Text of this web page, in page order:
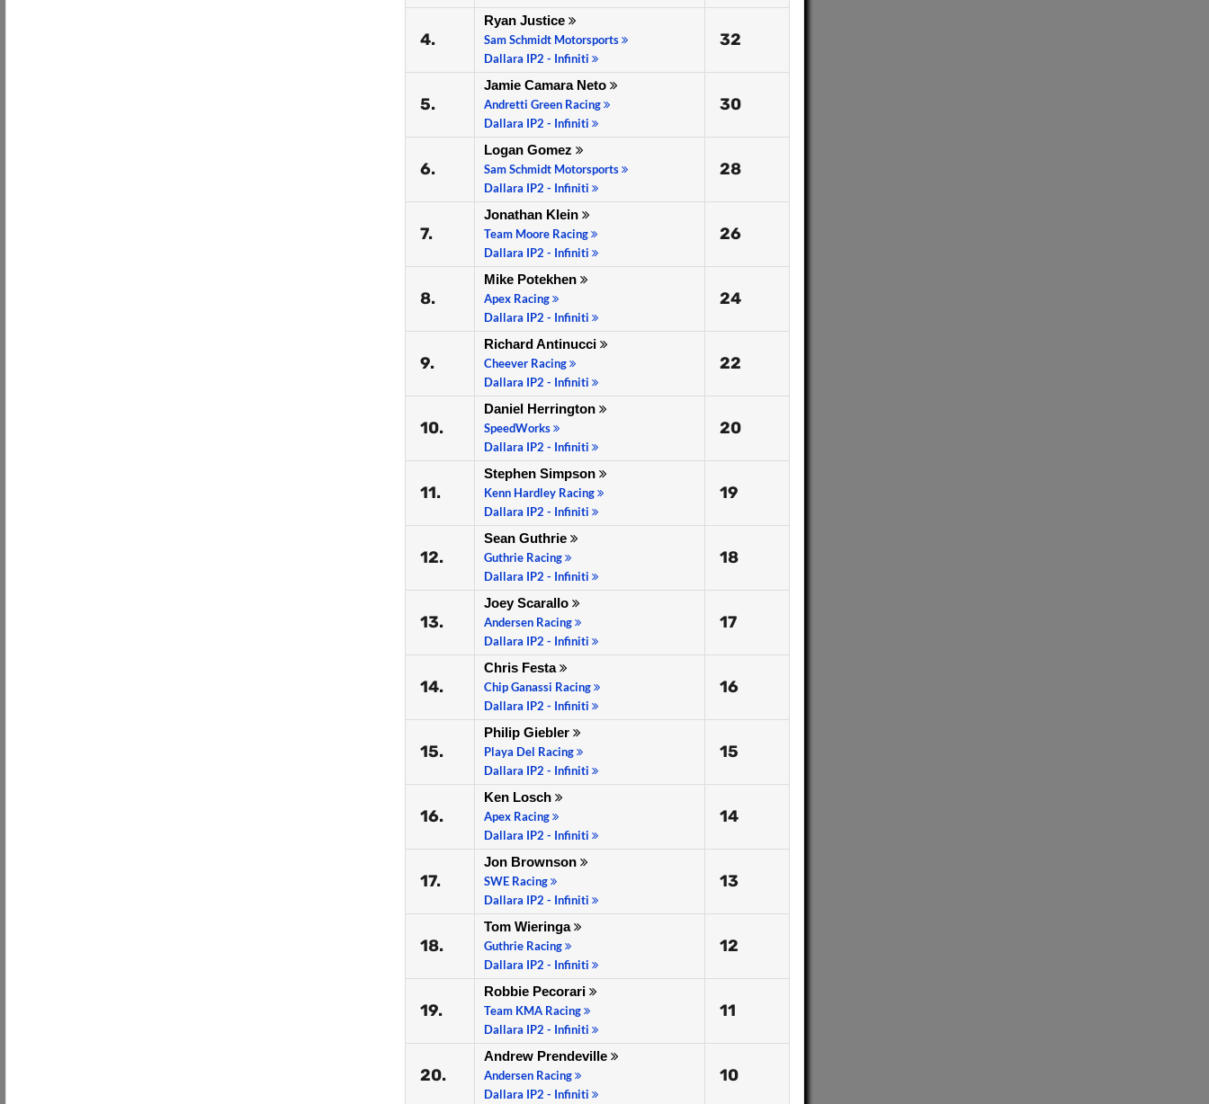
4.
Ryan Justice
Sam Schmidt Motorsports
Dallara IP2 - Infiniti
32
5.
Jamie Camara Neto
Andretti Green Racing
Dallara IP2 - Infiniti
30
6.
Logan Gomez
Sam Schmidt Motorsports
Dallara IP2 - Infiniti
28
7.
Jonathan Klein
Team Moore Racing
Dallara IP2 - Infiniti
26
8.
Mike Potekhen
Apex Racing
Dallara IP2 - Infiniti
24
9.
Richard Antinucci
Cheever Racing
Dallara IP2 - Infiniti
22
10.
Daniel Herrington
SpeedWorks
Dallara IP2 - Infiniti
20
11.
Stephen Simpson
Kenn Hardley Racing
Dallara IP2 - Infiniti
19
12.
Sean Guthrie
Guthrie Racing
Dallara IP2 - Infiniti
18
13.
Joey Scarallo
Andersen Racing
Dallara IP2 - Infiniti
17
14.
Chris Festa
Chip Ganassi Racing
Dallara IP2 - Infiniti
16
15.
Philip Giebler
Playa Del Racing
Dallara IP2 - Infiniti
15
16.
Ken Losch
Apex Racing
Dallara IP2 - Infiniti
14
17.
Jon Brownson
SWE Racing
Dallara IP2 - Infiniti
13
18.
Tom Wieringa
Guthrie Racing
Dallara IP2 - Infiniti
12
19.
Robbie Pecorari
Team KMA Racing
Dallara IP2 - Infiniti
11
20.
Andrew Prendeville
Andersen Racing
Dallara IP2 - Infiniti
10